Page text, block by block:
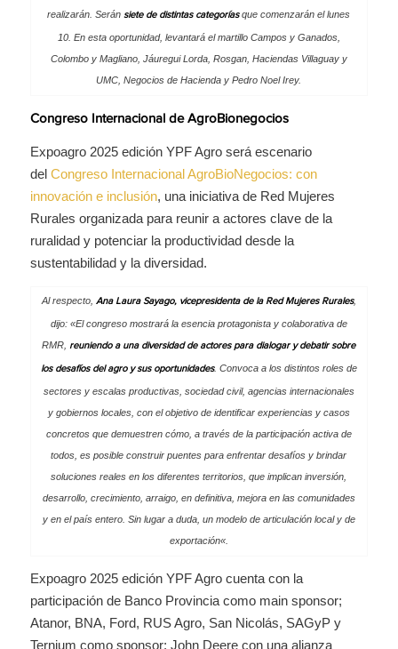
realizarán. Seránsiete de distintas categoríasque comenzarán el lunes
10. En esta oportunidad, levantará el martillo Campos y Ganados,
Colombo y Magliano, Jáuregui Lorda, Rosgan, Haciendas Villaguay y
UMC, Negocios de Hacienda y Pedro Noel Irey.
Congreso Internacional de AgroBionegocios
Expoagro 2025 edición YPF Agro será escenario
del Congreso Internacional AgroBioNegocios: con
innovación e inclusión, una iniciativa de Red Mujeres
Rurales organizada para reunir a actores clave de la
ruralidad y potenciar la productividad desde la
sustentabilidad y la diversidad.
Al respecto, Ana Laura Sayago, vicepresidenta de la Red Mujeres Rurales,
dijo: «El congreso mostrará la esencia protagonista y colaborativa de
RMR, reuniendo a una diversidad de actores para dialogar y debatir sobre
los desafíos del agro y sus oportunidades. Convoca a los distintos roles de
sectores y escalas productivas, sociedad civil, agencias internacionales
y gobiernos locales, con el objetivo de identificar experiencias y casos
concretos que demuestren cómo, a través de la participación activa de
todos, es posible construir puentes para enfrentar desafíos y brindar
soluciones reales en los diferentes territorios, que implican inversión,
desarrollo, crecimiento, arraigo, en definitiva, mejora en las comunidades
y en el país entero. Sin lugar a duda, un modelo de articulación local y de
exportación«.
Expoagro 2025 edición YPF Agro cuenta con la
participación de Banco Provincia como main sponsor;
Atanor, BNA, Ford, RUS Agro, San Nicolás, SAGyP y
Ternium como sponsor; John Deere con una alianza